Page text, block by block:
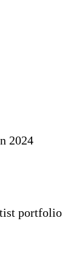
2024
portfolio